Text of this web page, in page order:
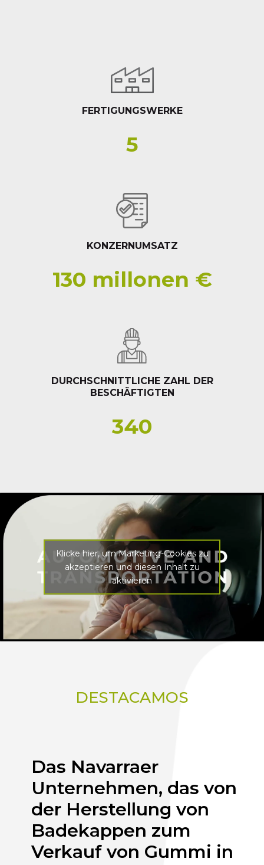
FERTIGUNGSWERKE
5
KONZERNUMSATZ
130 millonen €
DURCHSCHNITTLICHE ZAHL DER
BESCHÄFTIGTEN
340
Klicke hier, um Marketing-Cookies zu
akzeptieren und diesen Inhalt zu
aktivieren
DESTACAMOS
Das Navarraer
Unternehmen, das von
der Herstellung von
Badekappen zum
Verkauf von Gummi in